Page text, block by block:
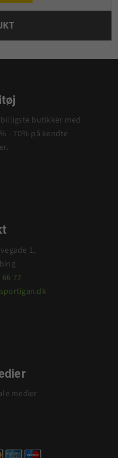
butikker med
- 70% på kendte
1,
77
medier